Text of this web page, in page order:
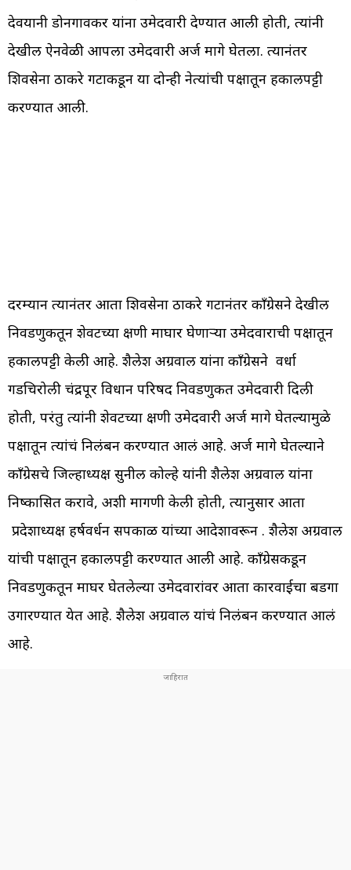
देवयानी डोनगावकर यांना उमेदवारी देण्यात आली होती, त्यांनी
देखील ऐनवेळी आपला उमेदवारी अर्ज मागे घेतला. त्यानंतर
शिवसेना ठाकरे गटाकडून या दोन्ही नेत्यांची पक्षातून हकालपट्टी
करण्यात आली.
दरम्यान त्यानंतर आता शिवसेना ठाकरे गटानंतर काँग्रेसने देखील
निवडणुकीतून शेवटच्या क्षणी माघार घेणाऱ्या उमेदवाराची पक्षातून
हकालपट्टी केली आहे. शैलेश अग्रवाल यांना काँग्रेसने वर्धा
गडचिरोली चंद्रपूर विधान परिषद निवडणुकीत उमेदवारी दिली
होती, परंतु त्यांनी शेवटच्या क्षणी उमेदवारी अर्ज मागे घेतल्यामुळे
पक्षातून त्यांचं निलंबन करण्यात आलं आहे. अर्ज मागे घेतल्याने
काँग्रेसचे जिल्हाध्यक्ष सुनील कोल्हे यांनी शैलेश अग्रवाल यांना
निष्कासित करावे, अशी मागणी केली होती, त्यानुसार आता
प्रदेशाध्यक्ष हर्षवर्धन सपकाळ यांच्या आदेशावरून . शैलेश अग्रवाल
यांची पक्षातून हकालपट्टी करण्यात आली आहे. काँग्रेसकडून
निवडणुकीतून माघर घेतलेल्या उमेदवारांवर आता कारवाईचा बडगा
उगारण्यात येत आहे. शैलेश अग्रवाल यांचं निलंबन करण्यात आलं
आहे.